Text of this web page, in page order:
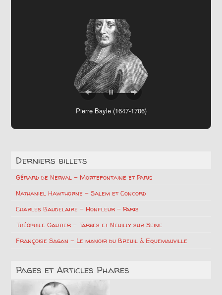
Pierre Bayle (1647-1706)
Derniers billets
Gérard de Nerval – Mortefontaine et Paris
Nathaniel Hawthorne – Salem et Concord
Charles Baudelaire – Honfleur – Paris
Théophile Gautier – Tarbes et Neuilly sur Seine
Françoise Sagan – Le manoir du Breuil à Equemauville
Pages et Articles Phares